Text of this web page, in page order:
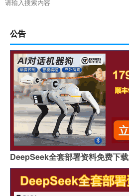
公告
DeepSeek全套部署资料免费下载